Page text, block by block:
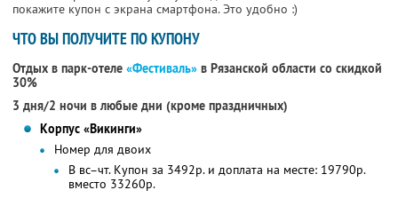
покажите купон с экрана смартфона. Это удобно :)
ЧТО ВЫ ПОЛУЧИТЕ ПО КУПОНУ
Отдых в парк-отеле «Фестиваль» в Рязанской области со скидкой
30%
3 дня/2 ночи в любые дни (кроме праздничных)
Корпус «Викинги»
Номер для двоих
В вс–чт. Купон за 3492р. и доплата на месте: 19790р.
вместо 33260р.